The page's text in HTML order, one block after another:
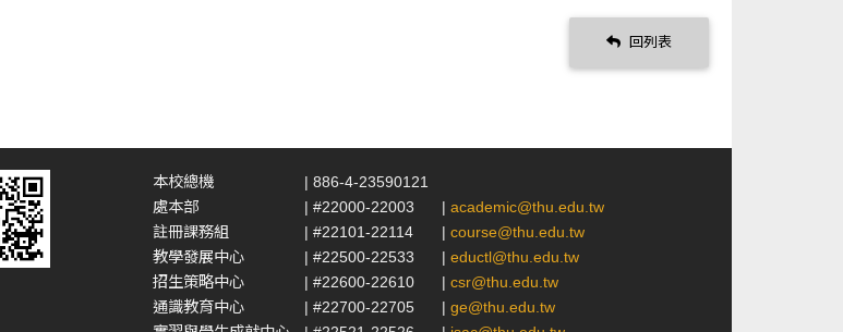
回列表
本校總機
| 886-4-23590121
處本部
| #22000-22003 | academic@thu.edu.tw
註冊課務組
| #22101-22114 | course@thu.edu.tw
教學發展中心
| #22500-22533 | eductl@thu.edu.tw
招生策略中心
| #22600-22610 | csr@thu.edu.tw
通識教育中心
| #22700-22705 | ge@thu.edu.tw